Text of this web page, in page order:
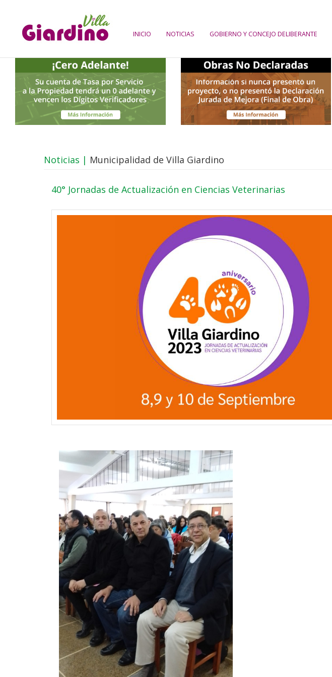
INICIO NOTICIAS GOBIERNO Y CONCEJO DELIBERANTE
Noticias | Municipalidad de Villa Giardino
40° Jornadas de Actualización en Ciencias Veterinarias